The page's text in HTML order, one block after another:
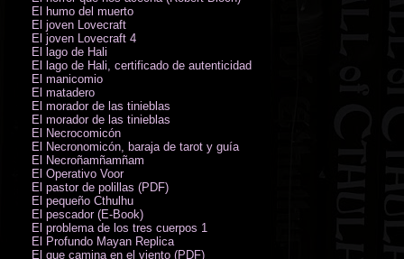
El humo del muerto
El joven Lovecraft
El joven Lovecraft 4
El lago de Hali
El lago de Hali, certificado de autenticidad
El manicomio
El matadero
El morador de las tinieblas
El morador de las tinieblas
El Necrocomicón
El Necronomicón, baraja de tarot y guía
El Necroñamñamñam
El Operativo Voor
El pastor de polillas (PDF)
El pequeño Cthulhu
El pescador (E-Book)
El problema de los tres cuerpos 1
El Profundo Mayan Replica
El que camina en el viento (PDF)